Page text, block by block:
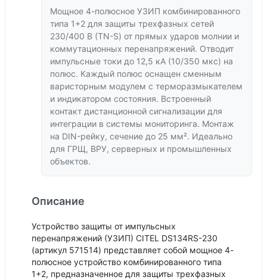
Мощное 4-полюсное УЗИП комбинированного
типа 1+2 для защиты трехфазных сетей
230/400 В (TN-S) от прямых ударов молнии и
коммутационных перенапряжений. Отводит
импульсные токи до 12,5 кА (10/350 мкс) на
полюс. Каждый полюс оснащен сменным
варисторным модулем с терморазмыкателем
и индикатором состояния. Встроенный
контакт дистанционной сигнализации для
интеграции в системы мониторинга. Монтаж
на DIN-рейку, сечение до 25 мм². Идеально
для ГРЩ, ВРУ, серверных и промышленных
объектов.
Описание
Устройство защиты от импульсных
перенапряжений (УЗИП) CITEL DS134RS-230
(артикул 571514) представляет собой мощное 4-
полюсное устройство комбинированного типа
1+2, предназначенное для защиты трехфазных